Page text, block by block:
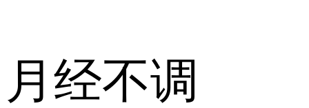
月经不调